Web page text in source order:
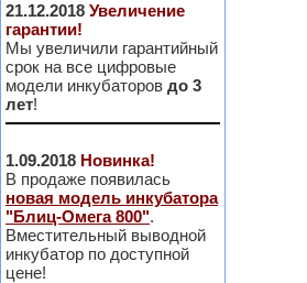
21.12.2018 Увеличение
гарантии!
Мы увеличили гарантийный
срок на все цифровые
модели инкубаторов до 3
лет!
1.09.2018 Новинка!
В продаже появилась
новая модель инкубатора
"Блиц-Омега 800".
Вместительный выводной
инкубатор по доступной
цене!